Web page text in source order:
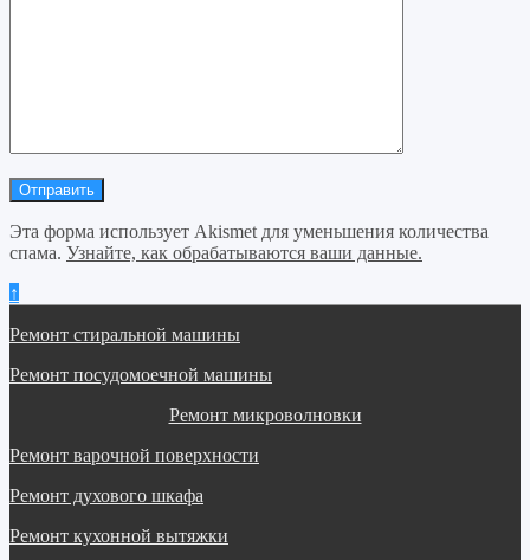
Эта форма использует Akismet для уменьшения количества
спама. Узнайте, как обрабатываются ваши данные.
↑
Ремонт стиральной машины
Ремонт посудомоечной машины
Ремонт микроволновки
Ремонт варочной поверхности
Ремонт духового шкафа
Ремонт кухонной вытяжки